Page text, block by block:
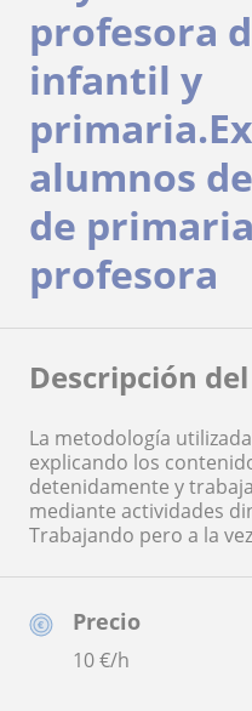
Precio
10€/h
profesora
infantil y
alumnos
de
profesora
Descripción
La metodología
explicando los
detenidamente y
mediante actividades
Trabajando pero a la